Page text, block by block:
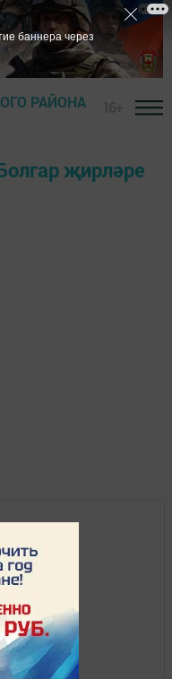
РАЙОНА
җирләре
баннера через